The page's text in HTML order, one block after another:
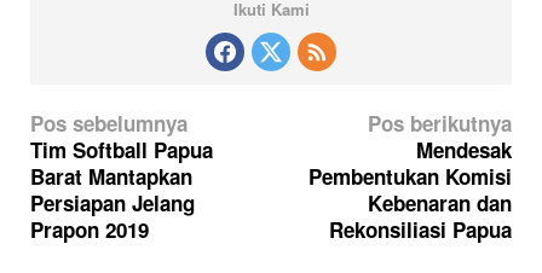
Ikuti Kami
N
a
v
i
Pos sebelumnya
Tim Softball Papua
Barat Mantapkan
Persiapan Jelang
Prapon 2019
Pos berikutnya
Mendesak
Pembentukan Komisi
Kebenaran dan
Rekonsiliasi Papua